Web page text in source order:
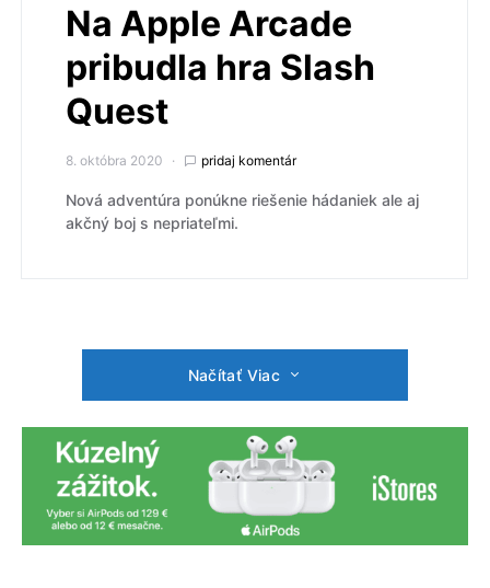
Na Apple Arcade
pribudla hra Slash
Quest
8. októbra 2020 pridaj komentár
Nová adventúra ponúkne riešenie hádaniek ale aj
akčný boj s nepriateľmi.
Načítať Viac